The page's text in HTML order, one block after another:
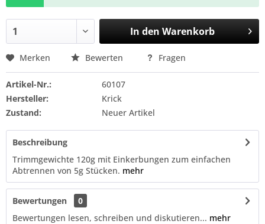
In den Warenkorb
Merken Bewerten Fragen
Artikel-Nr.:
60107
Hersteller:
Krick
Zustand:
Neuer Artikel
Beschreibung
Trimmgewichte 120g mit Einkerbungen zum einfachen
Abtrennen von 5g Stücken. mehr
Bewertungen
0
Bewertungen lesen, schreiben und diskutieren... mehr